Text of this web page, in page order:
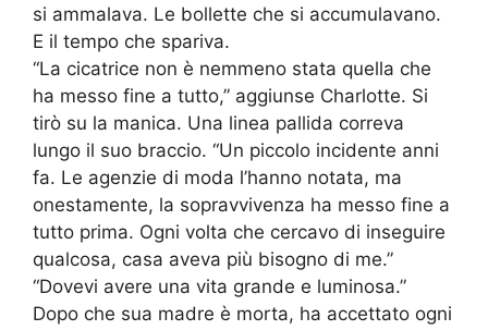
si ammalava. Le bollette che si accumulavano.
E il tempo che spariva.
“La cicatrice non è nemmeno stata quella che
ha messo fine a tutto,” aggiunse Charlotte. Si
tirò su la manica. Una linea pallida correva
lungo il suo braccio. “Un piccolo incidente anni
fa. Le agenzie di moda l’hanno notata, ma
onestamente, la sopravvivenza ha messo fine a
tutto prima. Ogni volta che cercavo di inseguire
qualcosa, casa aveva più bisogno di me.”
“Dovevi avere una vita grande e luminosa.”
Dopo che sua madre è morta, ha accettato ogni